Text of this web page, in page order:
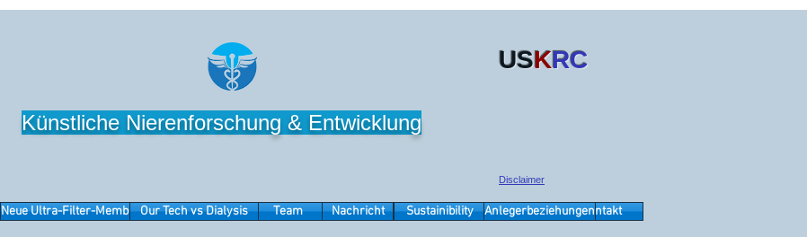
USKRC
Künstliche Nierenforschung & Entwicklung
Disclaimer
Neue Ultra-Filter-Membran Team Nachricht
Our Tech vs Dialysis Kontakt
Sustainibility Anlegerbeziehungen